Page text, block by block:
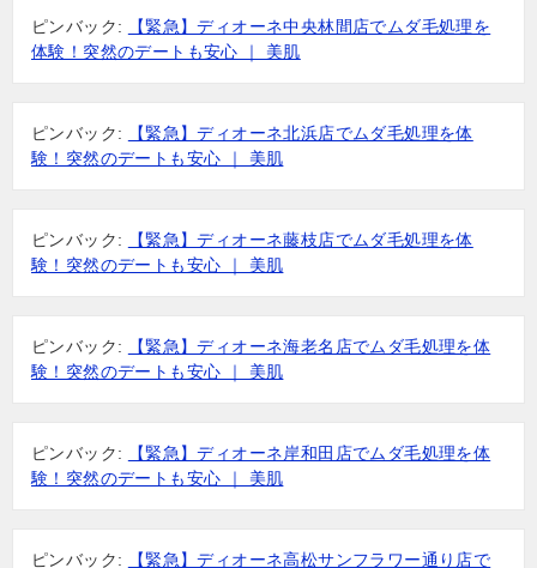
ピンバック:
【緊急】ディオーネ中央林間店でムダ毛処理を
体験！突然のデートも安心 ｜ 美肌
ピンバック:
【緊急】ディオーネ北浜店でムダ毛処理を体
験！突然のデートも安心 ｜ 美肌
ピンバック:
【緊急】ディオーネ藤枝店でムダ毛処理を体
験！突然のデートも安心 ｜ 美肌
ピンバック:
【緊急】ディオーネ海老名店でムダ毛処理を体
験！突然のデートも安心 ｜ 美肌
ピンバック:
【緊急】ディオーネ岸和田店でムダ毛処理を体
験！突然のデートも安心 ｜ 美肌
ピンバック:
【緊急】ディオーネ高松サンフラワー通り店で